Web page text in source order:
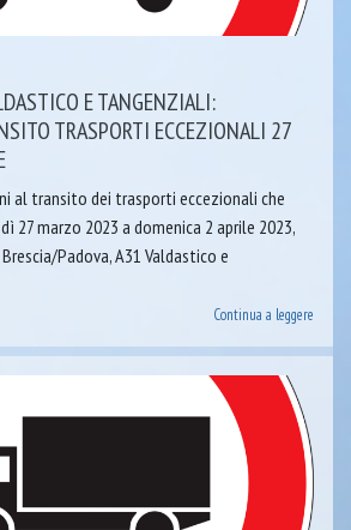
E TANGENZIALI:
TRASPORTI ECCEZIONALI 27
al transito dei trasporti eccezionali che
27 marzo 2023 a domenica 2 aprile 2023,
Padova, A31 Valdastico e
Continua a leggere